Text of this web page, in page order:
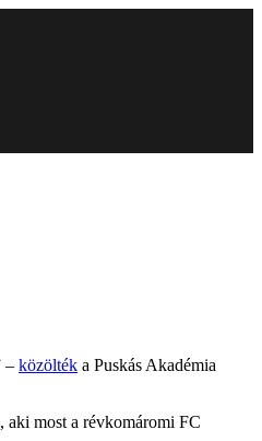
– közölték a Puskás Akadémia
aki most a révkomáromi FC